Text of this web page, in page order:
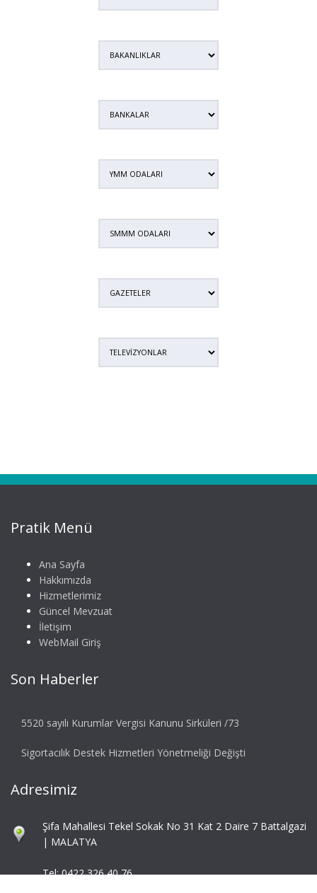
Pratik Menü
Ana Sayfa
Hakkımızda
Hizmetlerimiz
Güncel Mevzuat
İletişim
WebMail Giriş
Son Haberler
5520 sayılı Kurumlar Vergisi Kanunu Sirküleri /73
Sigortacılık Destek Hizmetleri Yönetmeliği Değişti
Adresimiz
Şifa Mahallesi Tekel Sokak No 31 Kat 2 Daire 7 Battalgazi
| MALATYA
Tel: 0422 326 40 76